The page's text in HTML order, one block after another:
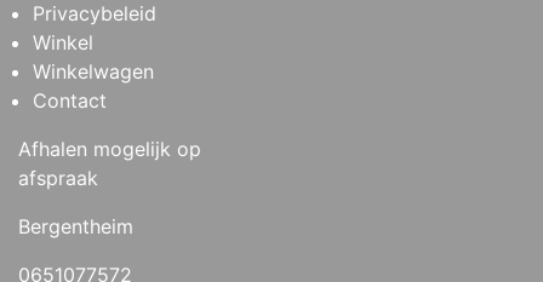
Privacybeleid
Winkel
Winkelwagen
Contact
Afhalen mogelijk op
afspraak
Bergentheim
0651077572